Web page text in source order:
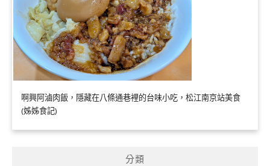
啊興阿滷肉飯，隱藏在八條通巷裡的台味小吃，松江南京站美食
(姊姊食記)
分類